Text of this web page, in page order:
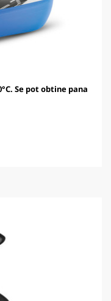
Se pot obtine pana